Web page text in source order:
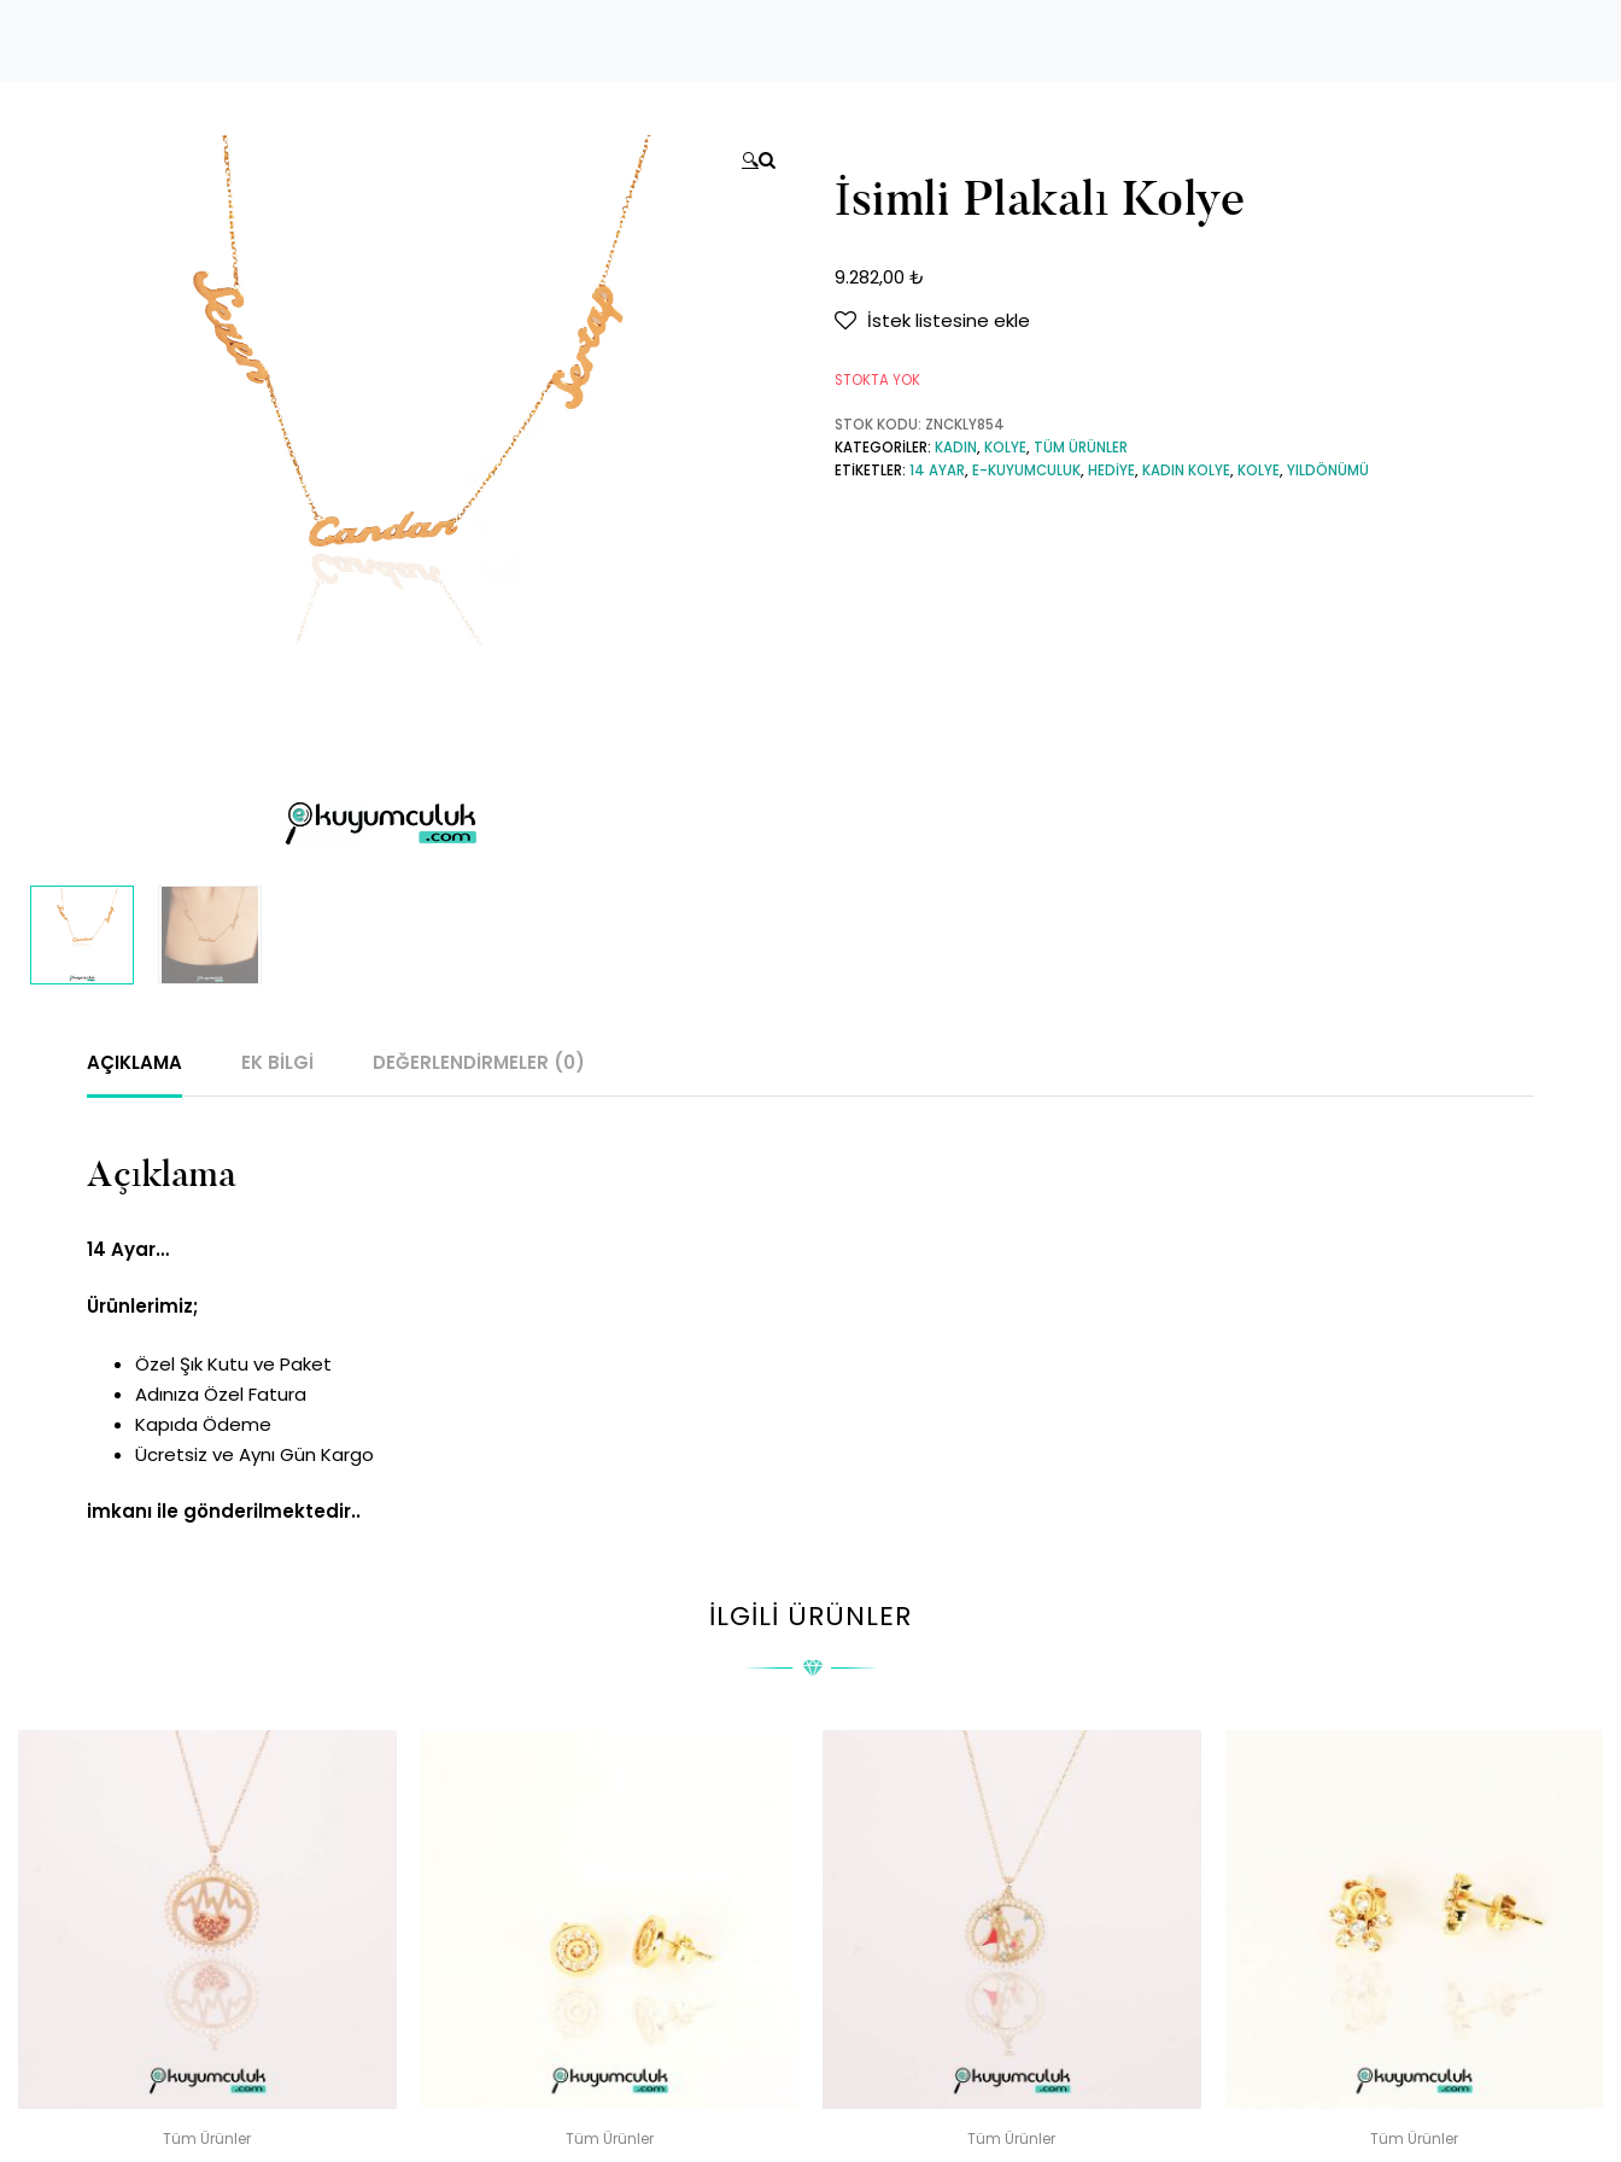
🔍
İsimli Plakalı Kolye
9.282,00 ₺
İstek listesine ekle
STOKTA YOK
STOK KODU: ZNCKLY854
KATEGORILER: KADIN,KOLYE, TÜM ÜRÜNLER
ETIKETLER: 14 AYAR,E-KUYUMCULUK,HEDIYE,KADIN KOLYE,KOLYE,YILDÖNÜMÜ
AÇIKLAMA EK BILGI DEĞERLENDIRMELER (0)
Açıklama
14 Ayar…
Ürünlerimiz;
Özel Şık Kutu ve Paket
Adınıza Özel Fatura
Kapıda Ödeme
Ücretsiz ve Aynı Gün Kargo
imkanı ile gönderilmektedir..
İLGILI ÜRÜNLER
Tüm Ürünler Tüm Ürünler Tüm Ürünler Tüm Ürünler
“İSIMLI PLAKALI KOLYE” IÇIN YORUM YAPAN ILK KIŞI SIZ OLUN
E-posta adresiniz yayınlanmayacak. ile işaretlenmişlerdir